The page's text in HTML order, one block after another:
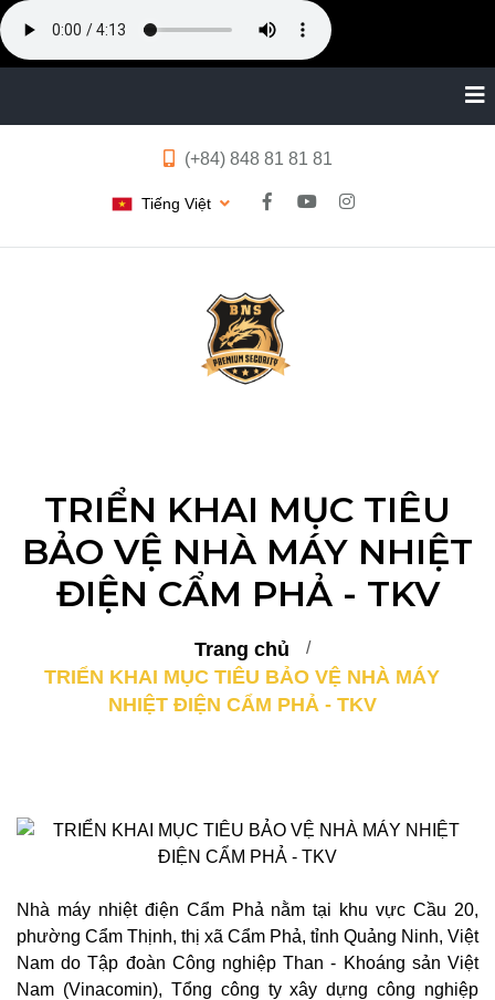
TRIỂN KHAI MỤC TIÊU
BẢO VỆ NHÀ MÁY NHIỆT
ĐIỆN CẨM PHẢ - TKV
Trang chủ
TRIỂN KHAI MỤC TIÊU BẢO VỆ NHÀ MÁY
NHIỆT ĐIỆN CẨM PHẢ - TKV
Nhà máy nhiệt điện Cẩm Phả nằm tại khu vực Cầu 20,
phường Cẩm Thịnh, thị xã Cẩm Phả, tỉnh Quảng Ninh, Việt
Nam do Tập đoàn Công nghiệp Than - Khoáng sản Việt
Nam (Vinacomin), Tổng công ty xây dựng công nghiệp
(+84) 848 81 81 81
Tiếng Việt